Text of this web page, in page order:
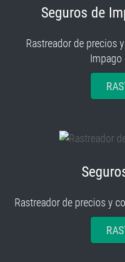
Seguros de
Rastreador de precios
Impago
Rastreador de precios y